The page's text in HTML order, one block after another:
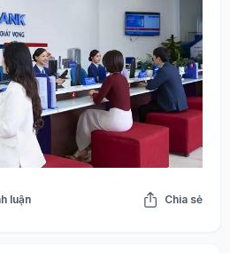
luận Chia sẻ